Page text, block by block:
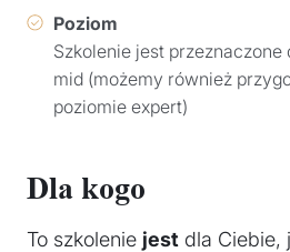
Poziom
Szkolenie jest
mid (możemy również
poziomie expert)
Dla kogo
To szkolenie jest dla Ciebie,